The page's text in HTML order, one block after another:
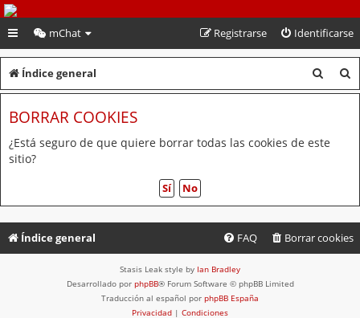
PeruVoley.com
mChat Identificarse
Registrarse
Índice general
u
u
c
BORRAR COOKIES
¿Está seguro de que quiere borrar todas las cookies de este
sitio?
Índice general Borrar cookies
FAQ
Stasis Leak style by Ian Bradley
Desarrollado por phpBB® Forum Software © phpBB Limited
Traducción al español por phpBB España
Privacidad | Condiciones